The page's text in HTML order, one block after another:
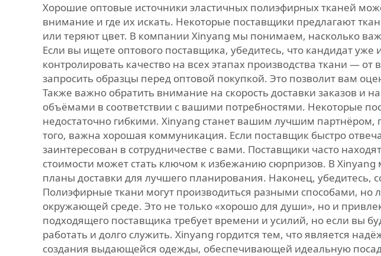
Хорошие оптовые источники эластичных полиэфирных тканей
внимание и где их искать. Некоторые поставщики предлагают
или теряют цвет. В компании Xinyang мы понимаем, насколько
Если вы ищете оптового поставщика, убедитесь, что кандидат
контролировать качество на всех этапах производства ткани —
запросить образцы перед оптовой покупкой. Это позволит вам
Также важно обратить внимание на скорость доставки заказов и
объёмами в соответствии с вашими потребностями. Некоторые
недостаточно гибкими. Xinyang станет вашим лучшим
того, важна хорошая коммуникация. Если поставщик быстро
заинтересован в сотрудничестве с вами. Поставщики часто
стоимости может стать ключом к избежанию сюрпризов. В
планы доставки для лучшего планирования. Наконец, убедитесь,
Полиэфирные ткани могут производиться разными способами, но
окружающей среде. Это не только «хорошо для души», но и
подходящего поставщика требует времени и усилий, но если вы
работать и долго служить. Xinyang гордится тем, что является
создания выдающейся одежды, обеспечивающей идеальную